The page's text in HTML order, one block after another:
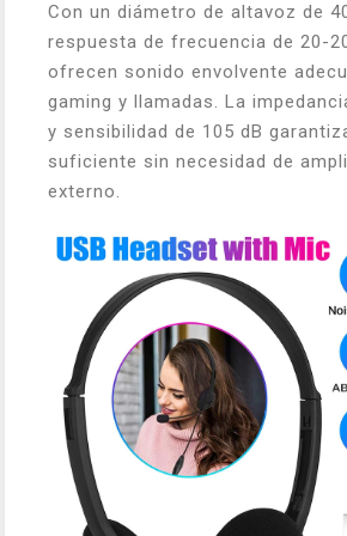
Con un diámetro de altavoz de
respuesta de frecuencia de 20-
ofrecen sonido envolvente
gaming y llamadas. La
y sensibilidad de 105 dB
suficiente sin necesidad de
externo.